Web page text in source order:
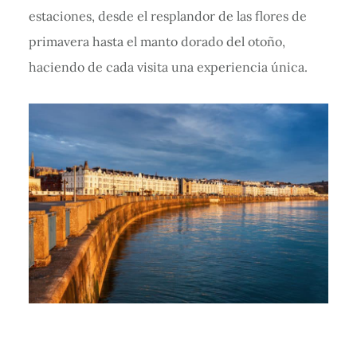
estaciones, desde el resplandor de las flores de
primavera hasta el manto dorado del otoño,
haciendo de cada visita una experiencia única.